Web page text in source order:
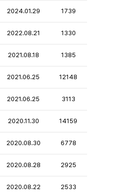
2024.01.29 1739
2022.08.21 1330
2021.08.18 1385
2021.06.25 12148
2021.06.25 3113
2020.11.30 14159
2020.08.30 6778
2020.08.28 2925
2020.08.22 2533